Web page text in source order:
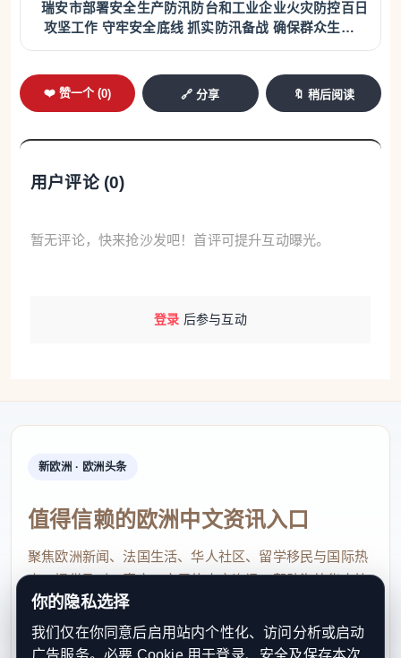
瑞安市部署安全生产防汛防台和工业企业火灾防控百日
攻坚工作 守牢安全底线 抓实防汛备战 确保群众生命财
产安全
❤️ 赞一个 (0) 🔗 分享 🔖 稍后阅读
用户评论 (0)
暂无评论，快来抢沙发吧！首评可提升互动曝光。
登录 后参与互动
新欧洲 · 欧洲头条
值得信赖的欧洲中文资讯入口
聚焦欧洲新闻、法国生活、华人社区、留学移民与国际热
点，提供及时、真实、实用的中文资讯，帮助海外华人快
速了解欧洲动态。
contact@xinouzhou.com
你的隐私选择
我们仅在你同意后启用站内个性化、访问分析或启动
广告服务。必要 Cookie 用于登录、安全及保存本次